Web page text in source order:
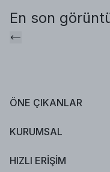
En son
ÖNE ÇIKANLAR
KURUMSAL
HIZLI ERİŞİM